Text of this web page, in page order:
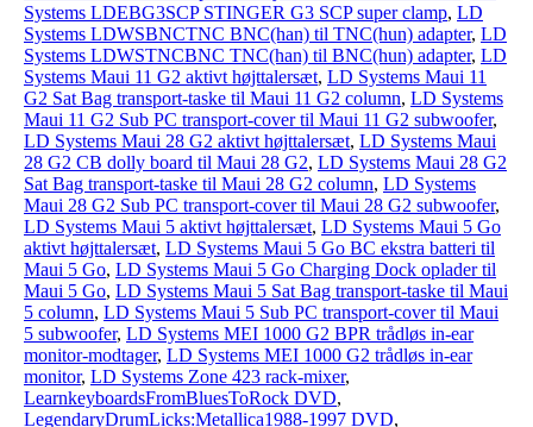
Systems LDEBG3SCP STINGER G3 SCP super clamp, LD
Systems LDWSBNCTNC BNC(han) til TNC(hun) adapter, LD
Systems LDWSTNCBNC TNC(han) til BNC(hun) adapter, LD
Systems Maui 11 G2 aktivt højttalersæt, LD Systems Maui 11
G2 Sat Bag transport-taske til Maui 11 G2 column, LD Systems
Maui 11 G2 Sub PC transport-cover til Maui 11 G2 subwoofer,
LD Systems Maui 28 G2 aktivt højttalersæt, LD Systems Maui
28 G2 CB dolly board til Maui 28 G2, LD Systems Maui 28 G2
Sat Bag transport-taske til Maui 28 G2 column, LD Systems
Maui 28 G2 Sub PC transport-cover til Maui 28 G2 subwoofer,
LD Systems Maui 5 aktivt højttalersæt, LD Systems Maui 5 Go
aktivt højttalersæt, LD Systems Maui 5 Go BC ekstra batteri til
Maui 5 Go, LD Systems Maui 5 Go Charging Dock oplader til
Maui 5 Go, LD Systems Maui 5 Sat Bag transport-taske til Maui
5 column, LD Systems Maui 5 Sub PC transport-cover til Maui
5 subwoofer, LD Systems MEI 1000 G2 BPR trådløs in-ear
monitor-modtager, LD Systems MEI 1000 G2 trådløs in-ear
monitor, LD Systems Zone 423 rack-mixer,
LearnkeyboardsFromBluesToRock DVD,
LegendaryDrumLicks:Metallica1988-1997 DVD,